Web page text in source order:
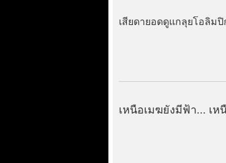
เสียดายอดดูแกลุยโอลิมปิ
เหนือเมฆยังมีฟ้า... เห